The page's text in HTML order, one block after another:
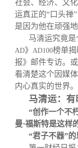
社会、经济、文
运真正的“口头禅
是因为他在顽强
马清运究竟
AD》 AD100榜单揭
报》邮件专访。
看清楚这个因媒
内心真实的世界。
马清运：
“创作一个不
曼·福斯特是这样
“君子不器”的